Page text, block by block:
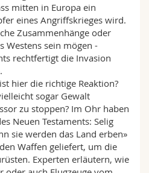
mitten in Europa ein
eines Angriffskrieges wird.
Zusammenhänge oder
Westens sein mögen -
rechtfertigt die Invasion
hier die richtige Reaktion?
sogar Gewalt
zu stoppen? Im Ohr haben
Neuen Testaments: Selig
sie werden das Land erben»
Waffen geliefert, um die
Experten erläutern, wie